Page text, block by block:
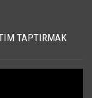
TAPTIRMAK